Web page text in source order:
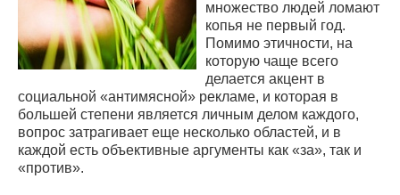
множество людей ломают
копья не первый год.
Помимо этичности, на
которую чаще всего
делается акцент в
социальной «антимясной» рекламе, и которая в
большей степени является личным делом каждого,
вопрос затрагивает еще несколько областей, и в
каждой есть объективные аргументы как «за», так и
«против».